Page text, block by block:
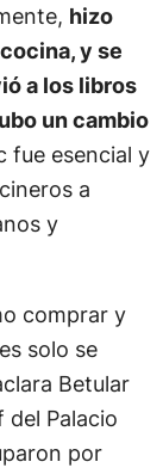
hizo
y se
a los libros
un cambio
fue esencial y
a
y
comprar y
solo se
Betular
Palacio
por